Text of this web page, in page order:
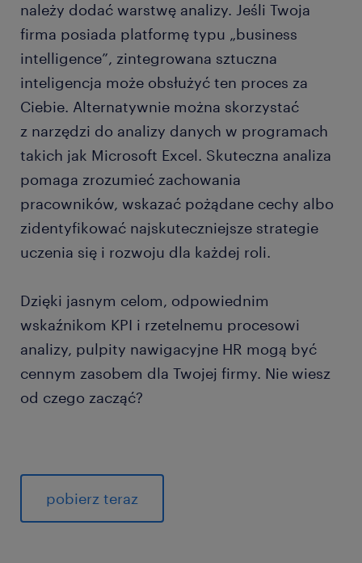
należy dodać warstwę analizy. Jeśli Twoja
firma posiada platformę typu „business
intelligence”, zintegrowana sztuczna
inteligencja może obsłużyć ten proces za
Ciebie. Alternatywnie można skorzystać
z narzędzi do analizy danych w programach
takich jak Microsoft Excel. Skuteczna analiza
pomaga zrozumieć zachowania
pracowników, wskazać pożądane cechy albo
zidentyfikować najskuteczniejsze strategie
uczenia się i rozwoju dla każdej roli.
Dzięki jasnym celom, odpowiednim
wskaźnikom KPI i rzetelnemu procesowi
analizy, pulpity nawigacyjne HR mogą być
cennym zasobem dla Twojej firmy. Nie wiesz
od czego zacząć?
pobierz teraz